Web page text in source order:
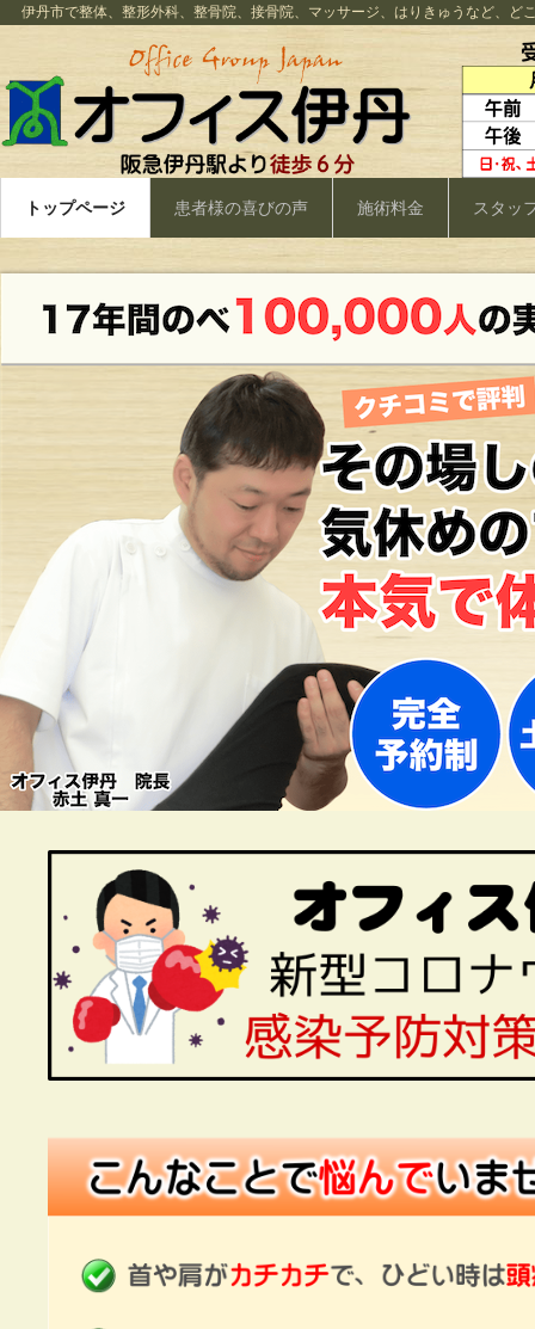
伊丹市で整体、整形外科、整骨院、接骨院、マッサージ、はりきゅうなど、
トップページ 患者様の喜びの声 施術料金 スタッ